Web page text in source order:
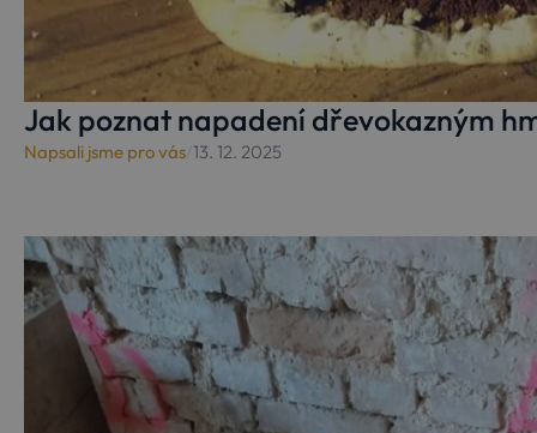
Jak poznat napadení dřevokazným
Napsali jsme pro vás 13. 12. 2025